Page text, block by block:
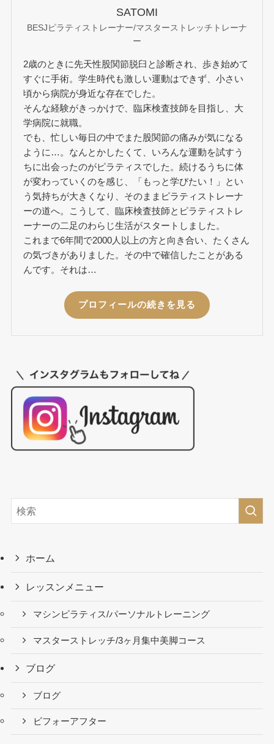
SATOMI
BESJピラティストレーナー/マスターストレッチトレーナ
ー
2歳のときに先天性股関節脱臼と診断され、歩き始めて
すぐに手術。学生時代も激しい運動はできず、小さい
頃から病院が身近な存在でした。
そんな経験がきっかけで、臨床検査技師を目指し、大
学病院に就職。
でも、忙しい毎日の中でまた股関節の痛みが気になる
ように…。なんとかしたくて、いろんな運動を試すう
ちに出会ったのがピラティスでした。続けるうちに体
が変わっていくのを感じ、「もっと学びたい！」とい
う気持ちが大きくなり、そのままピラティストレーナ
ーの道へ。こうして、臨床検査技師とピラティストレ
ーナーの二足のわらじ生活がスタートしました。
これまで6年間で2000人以上の方と向き合い、たくさん
の気づきがありました。その中で確信したことがある
んです。それは…
プロフィールの続きを見る
ホーム
レッスンメニュー
マシンピラティス/パーソナルトレーニング
マスターストレッチ/3ヶ月集中美脚コース
ブログ
ブログ
ビフォーアフター